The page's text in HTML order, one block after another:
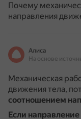
Почему
направления
Алиса
Механическая
движения тела,
соотношением
Если